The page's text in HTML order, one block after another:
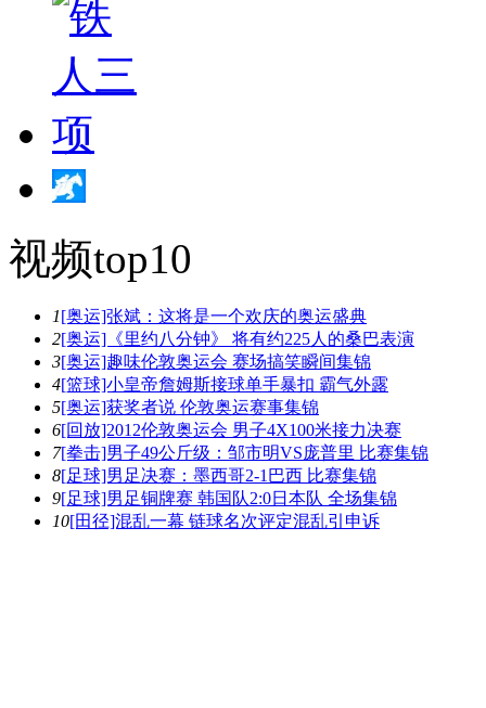
视频top10
1[奥运]张斌：这将是一个欢庆的奥运盛典
2[奥运]《里约八分钟》 将有约225人的桑巴表演
3[奥运]趣味伦敦奥运会 赛场搞笑瞬间集锦
4[篮球]小皇帝詹姆斯接球单手暴扣 霸气外露
5[奥运]获奖者说 伦敦奥运赛事集锦
6[回放]2012伦敦奥运会 男子4X100米接力决赛
7[拳击]男子49公斤级：邹市明VS庞普里 比赛集锦
8[足球]男足决赛：墨西哥2-1巴西 比赛集锦
9[足球]男足铜牌赛 韩国队2:0日本队 全场集锦
10[田径]混乱一幕 链球名次评定混乱引申诉